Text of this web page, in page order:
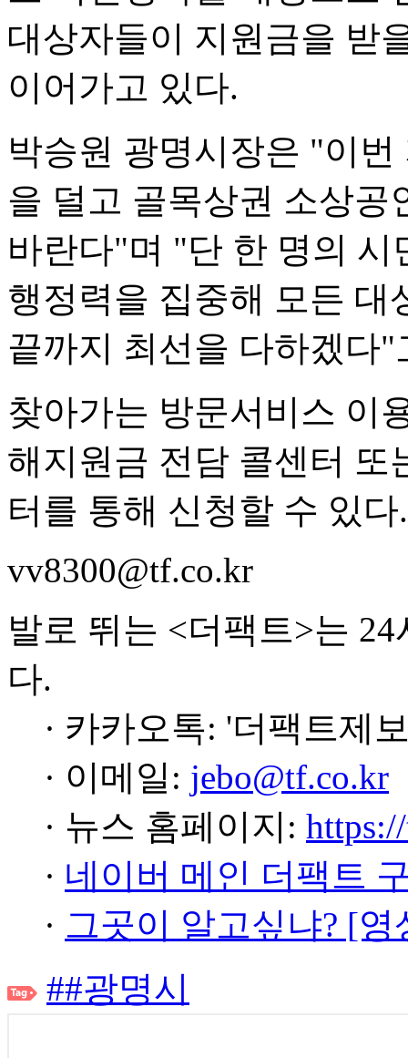
대상자들이 지원금을 받
이어가고 있다.
박승원 광명시장은 "이
을 덜고 골목상권 소상공
바란다"며 "단 한 명의
행정력을 집중해 모든 대
끝까지 최선을 다하겠다"
찾아가는 방문서비스 이
해지원금 전담 콜센터 또
터를 통해 신청할 수 있다.
vv8300@tf.co.kr
발로 뛰는 <더팩트>는
다.
· 카카오톡: '더팩트제
· 이메일: jebo@tf.co.kr
· 뉴스 홈페이지:
· 네이버 메인 더팩트
· 그곳이 알고싶냐? [
##광명시